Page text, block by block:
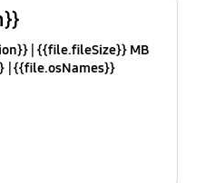
{{file.fileSize}} MB
{{file.osNames}}